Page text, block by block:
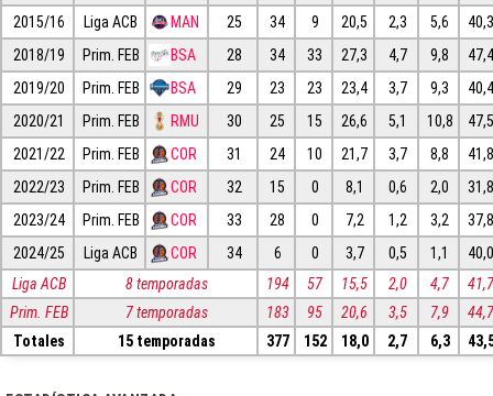
2015/16
Liga ACB MAN 25 34 9 20,5 2,3 5,6
2018/19
Prim. FEB BSA 28 34 33 27,3 4,7 9,8
2019/20
Prim. FEB BSA 29 23 23 23,4 3,7 9,3
2020/21
Prim. FEB RMU 30 25 15 26,6 5,1 10,8
2021/22
Prim. FEB COR 31 24 10 21,7 3,7 8,8
2022/23
Prim. FEB COR 32 15 0 8,1 0,6 2,0
2023/24
Prim. FEB COR 33 28 0 7,2 1,2 3,2
2024/25
Liga ACB COR 34 6 0 3,7 0,5 1,1
Liga ACB
8 temporadas 194 57 15,5 2,0 4,7
Prim. FEB
7 temporadas 183 95 20,6 3,5 7,9
Totales
15 temporadas 377 152 18,0 2,7 6,3